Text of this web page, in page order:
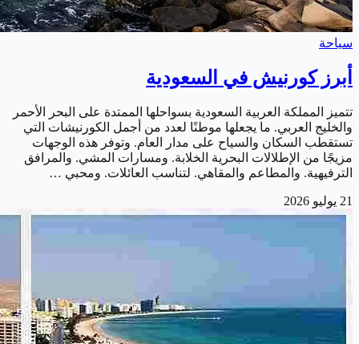
سياحة
أبرز كورنيش في السعودية
تتميز المملكة العربية السعودية بسواحلها الممتدة على البحر الأحمر
والخليج العربي. ما يجعلها موطنًا لعدد من أجمل الكورنيشات التي
تستقطب السكان والسياح على مدار العام. وتوفر هذه الوجهات
مزيجًا من الإطلالات البحرية الخلابة. ومسارات المشي. والمرافق
الترفيهية. والمطاعم والمقاهي. لتناسب العائلات. ومحبي …
21 يوليو 2026